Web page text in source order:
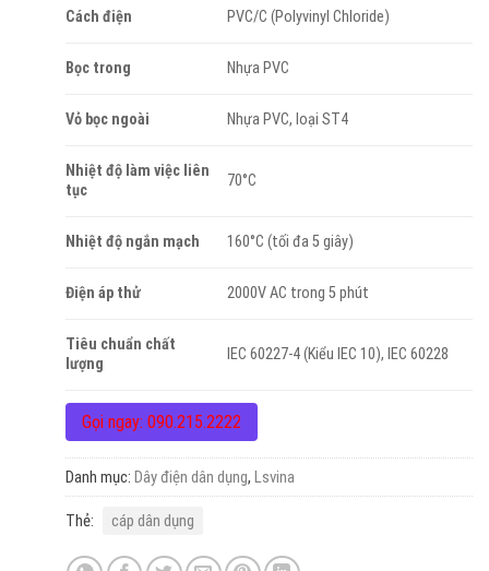
Cách điện PVC/C (Polyvinyl Chloride)
Bọc trong Nhựa PVC
Vỏ bọc ngoài Nhựa PVC, loại ST4
Nhiệt độ làm việc liên
tục
70°C
Nhiệt độ ngắn mạch 160°C (tối đa 5 giây)
Điện áp thử 2000V AC trong 5 phút
Tiêu chuẩn chất
lượng
IEC 60227-4 (Kiểu IEC 10), IEC 60228
Gọi ngay: 090.215.2222
Danh mục: Dây điện dân dụng, Lsvina
Thẻ: cáp dân dụng